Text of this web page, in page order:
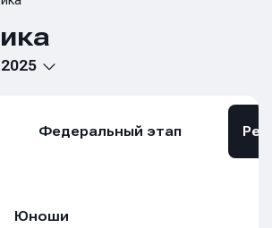
Федеральный этап
Юноши